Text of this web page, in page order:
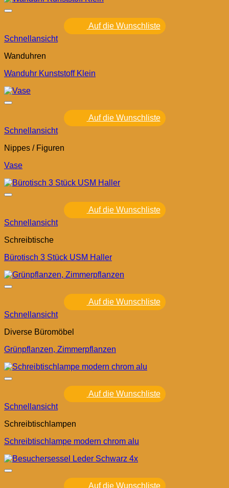
Auf die Wunschliste
Schnellansicht
Wanduhren
Wanduhr Kunststoff Klein
Auf die Wunschliste
Schnellansicht
Nippes / Figuren
Vase
Auf die Wunschliste
Schnellansicht
Schreibtische
Bürotisch 3 Stück USM Haller
Auf die Wunschliste
Schnellansicht
Diverse Büromöbel
Grünpflanzen, Zimmerpflanzen
Auf die Wunschliste
Schnellansicht
Schreibtischlampen
Schreibtischlampe modern chrom alu
Auf die Wunschliste